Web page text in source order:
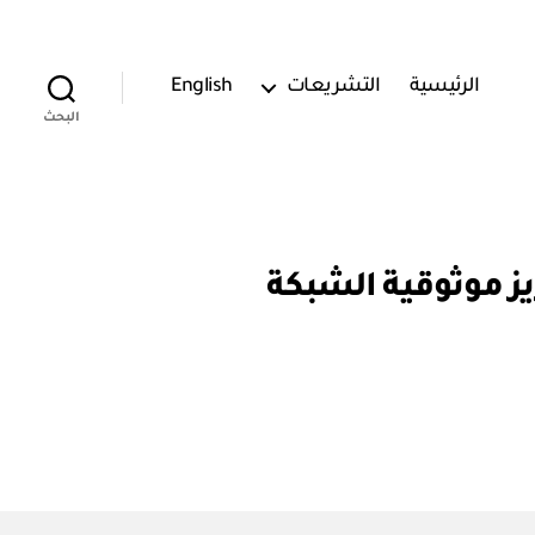
الرئيسية التشريعات English
البحث
من أجل تعزيز موثوقية الشبكة